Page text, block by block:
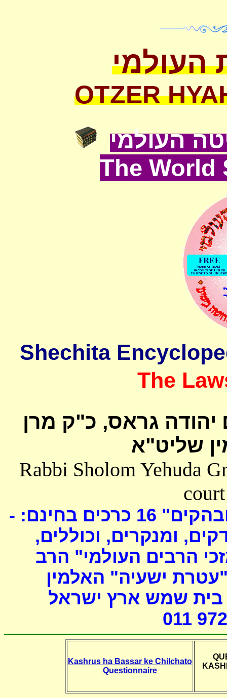
העולמי
OTZER
העולמי
The World
The
גראס, כ"ק מרן
שליט"א
Rabbi Sholom Yehuda
כרכים בחינם: -
ומנקרים, וכוללים,
הרבים העולמי" הרב
ישעיה" האלמין
שמש ארץ ישראל
011
Kashrus ha Bassar ke Chilchato
Questionnaire